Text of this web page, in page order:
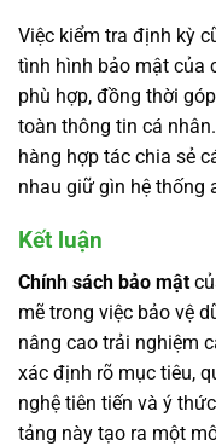
Việc kiểm tra định kỳ
tình hình bảo mật của
phù hợp, đồng thời
toàn thông tin cá
hàng hợp tác chia sẻ
nhau giữ gìn hệ thống
Kết luận
Chính sách bảo mật
mẽ trong việc bảo vệ
nâng cao trải nghiệm
xác định rõ mục tiêu,
nghệ tiên tiến và ý
tảng này tạo ra một